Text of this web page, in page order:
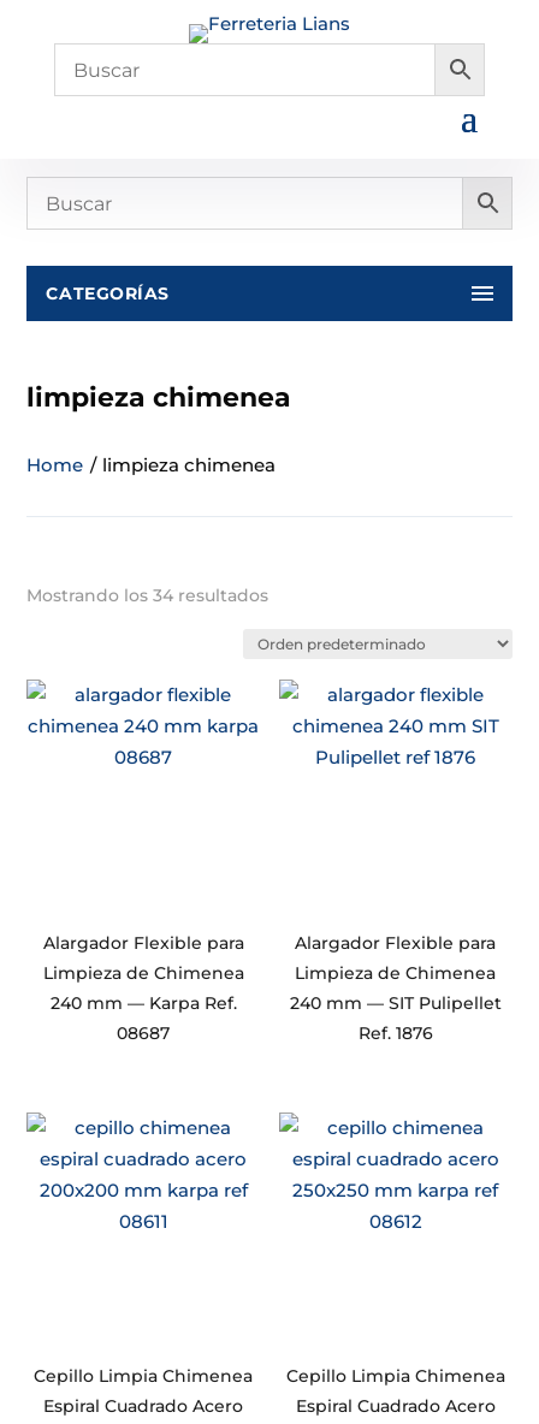
CATEGORÍAS
limpieza chimenea
Home / limpieza chimenea
Mostrando los 34 resultados
Alargador Flexible para
Limpieza de Chimenea
240 mm — Karpa Ref.
08687
Alargador Flexible para
Limpieza de Chimenea
240 mm — SIT Pulipellet
Ref. 1876
Cepillo Limpia Chimenea
Espiral Cuadrado Acero
Cepillo Limpia Chimenea
Espiral Cuadrado Acero